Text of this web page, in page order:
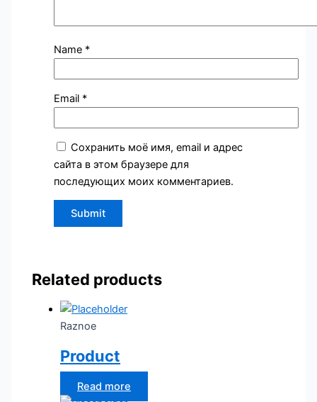
Name *
Email *
Сохранить моё имя, email и адрес
сайта в этом браузере для
последующих моих комментариев.
Related products
Raznoe
Product
Read more